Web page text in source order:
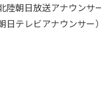
放送アナウンサー
ビアナウンサー）